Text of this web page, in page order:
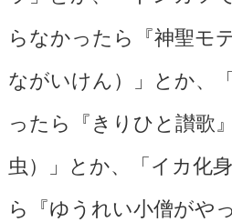
らなかったら『神聖モ
ながいけん）」とか、
ったら『きりひと讃歌
虫）」とか、「イカ化
ら『ゆうれい小僧がや